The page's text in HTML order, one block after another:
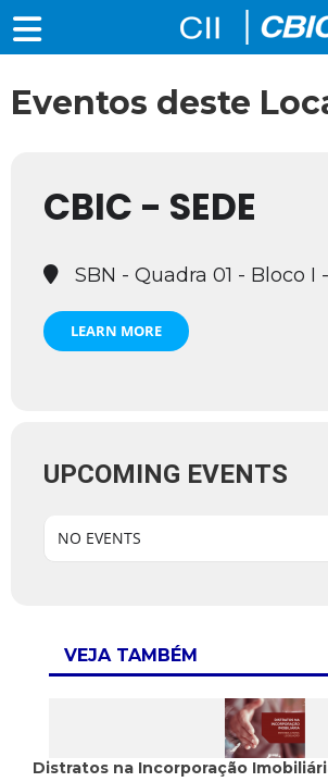
Eventos deste
CBIC - SEDE
SBN - Quadra 01 - Bloco I
LEARN MORE
UPCOMING EVENTS
NO EVENTS
VEJA TAMBÉM
Distratos na Incorporação